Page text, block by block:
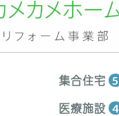
集合住宅 5
医療施設 4